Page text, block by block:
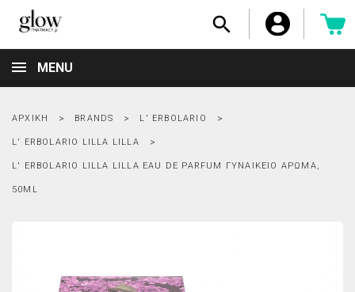

MENU
ΑΡΧΙΚΉ BRANDS L' ERBOLARIO
L' ERBOLARIO LILLA LILLA
L' ERBOLARIO LILLA LILLA EAU DE PARFUM ΓΥΝΑΙΚΕΊΟ ΆΡΩΜΑ,
50ML